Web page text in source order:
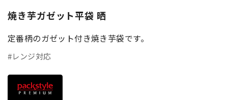
焼き芋ガゼット平袋 晒
定番柄のガゼット付き焼き芋袋です｡
#レンジ対応